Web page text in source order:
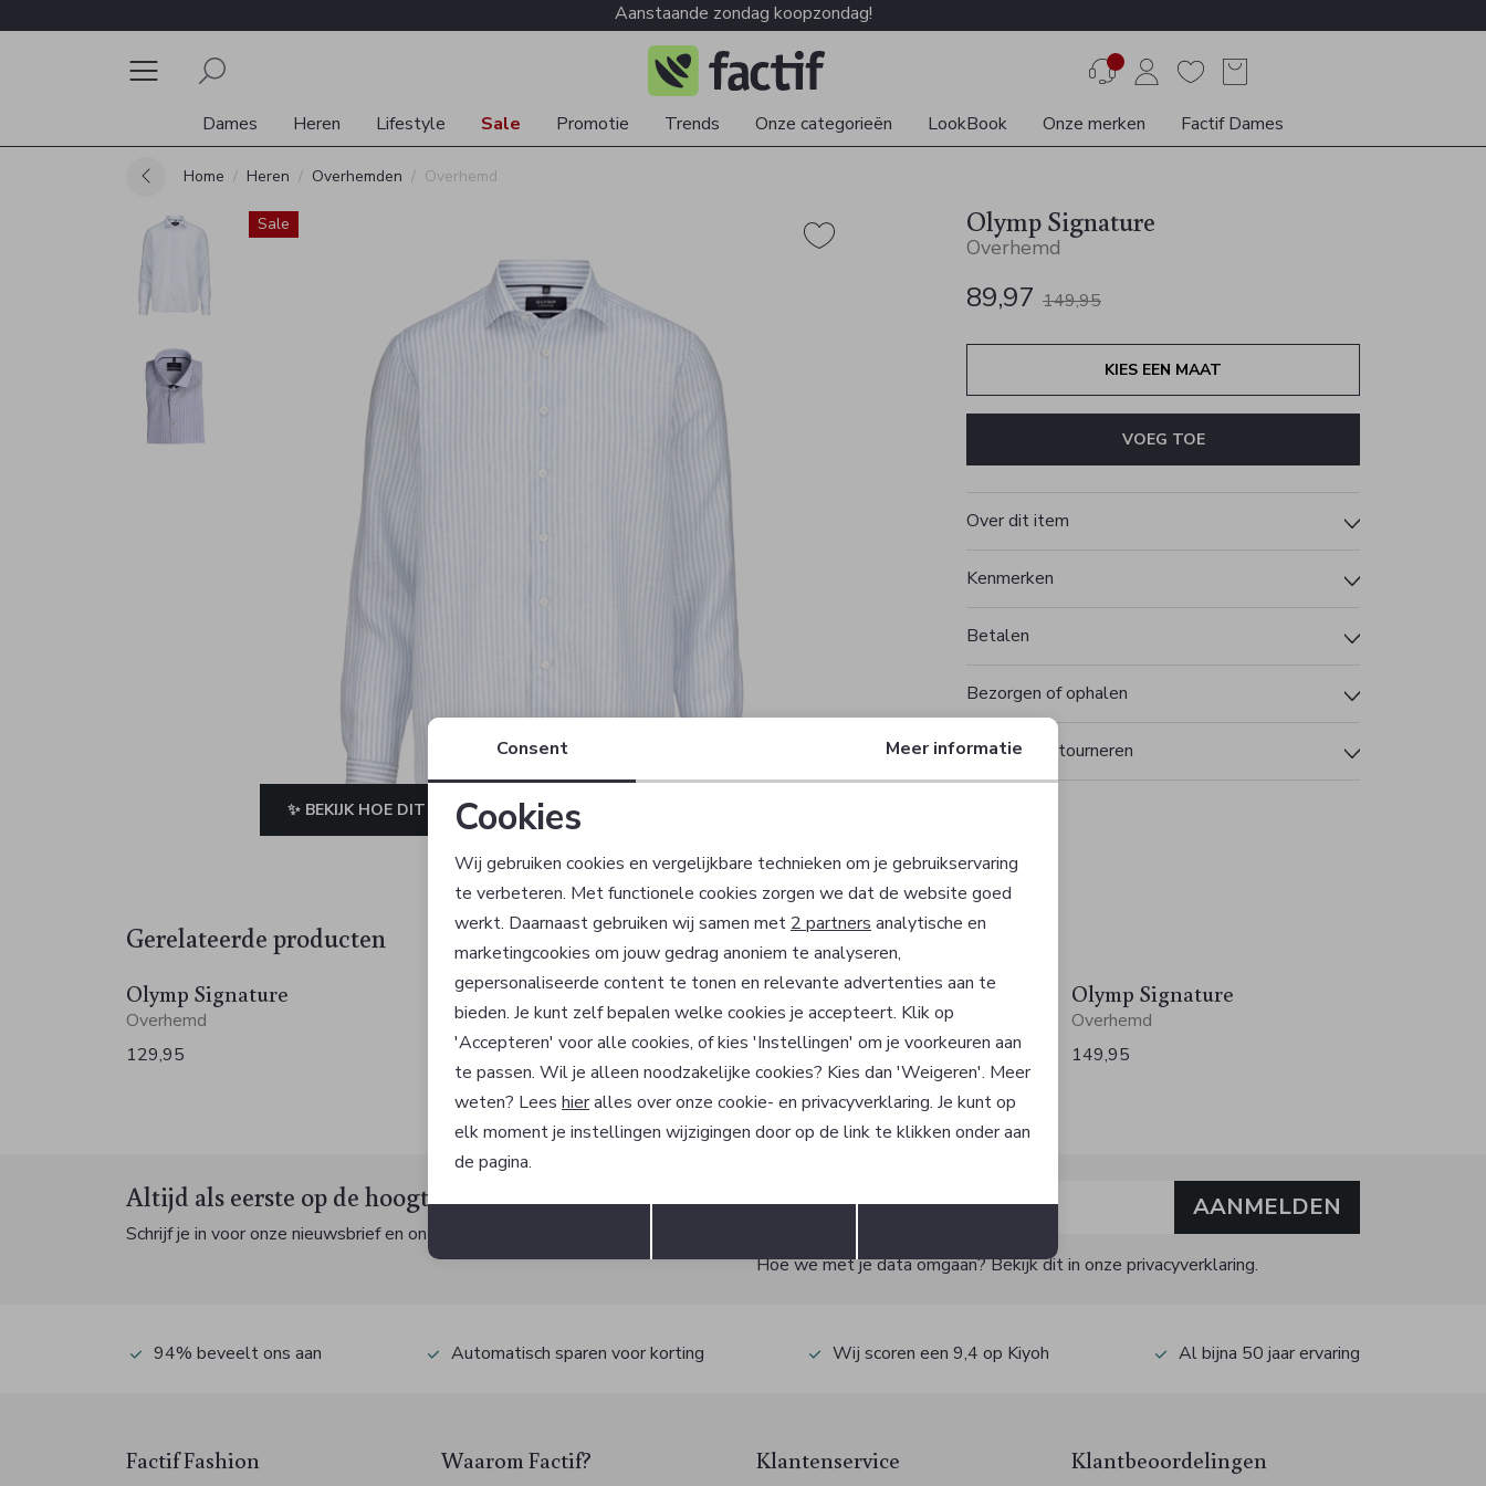
Aanstaande zondag koopzondag!
Dames Heren Lifestyle Sale Promotie Trends Onze categorieën LookBook Onze merken Factif Dames
Home Heren Overhemden Overhemd
Sale
✨ BEKIJK HOE DIT JE STAAT
Olymp Signature
Overhemd
89,97 149,95
KIES EEN MAAT
VOEG TOE
Over dit item
Kenmerken
Betalen
Bezorgen of ophalen
Ruilen en retourneren
Gerelateerde producten
Olymp Signature
Overhemd
129,95
Olymp Signature
Overhemd
129,95
Olymp Signature
Overhemd
129,95
Olymp Signature
Overhemd
149,95
Altijd als eerste op de hoogte zijn?
Schrijf je in voor onze nieuwsbrief en ontvang dan ook gelijk €5,- korting!
AANMELDEN
Hoe we met je data omgaan? Bekijk dit in onze privacyverklaring.
94% beveelt ons aan Automatisch sparen voor korting Wij scoren een 9,4 op Kiyoh Al bijna 50 jaar ervaring
Factif Fashion Waarom Factif? Klantenservice Klantbeoordelingen
Analytische cookies Marketing cookies
Terug Opslaan
Consent Meer informatie
Cookies
Wij gebruiken cookies en vergelijkbare technieken om je gebruikservaring
te verbeteren. Met functionele cookies zorgen we dat de website goed
werkt. Daarnaast gebruiken wij samen met 2 partners analytische en
marketingcookies om jouw gedrag anoniem te analyseren,
gepersonaliseerde content te tonen en relevante advertenties aan te
bieden. Je kunt zelf bepalen welke cookies je accepteert. Klik op
'Accepteren' voor alle cookies, of kies 'Instellingen' om je voorkeuren aan
te passen. Wil je alleen noodzakelijke cookies? Kies dan 'Weigeren'. Meer
weten? Lees hieralles over onze cookie- en privacyverklaring. Je kunt op
elk moment je instellingen wijzigingen door op de link te klikken onder aan
de pagina.